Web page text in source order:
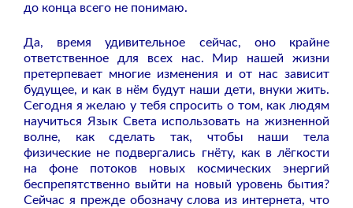
до конца всего не понимаю.
Да, время удивительное сейчас, оно крайне
ответственное для всех нас. Мир нашей жизни
претерпевает многие изменения и от нас зависит
будущее, и как в нём будут наши дети, внуки жить.
Сегодня я желаю у тебя спросить о том, как людям
научиться Язык Света использовать на жизненной
волне, как сделать так, чтобы наши тела
физические не подвергались гнёту, как в лёгкости
на фоне потоков новых космических энергий
беспрепятственно выйти на новый уровень бытия?
Сейчас я прежде обозначу слова из интернета, что